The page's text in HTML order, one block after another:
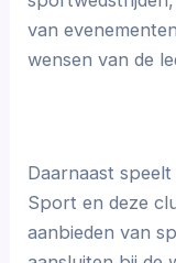
van
wensen van de
Daarnaast
Sport en deze
aanbieden van